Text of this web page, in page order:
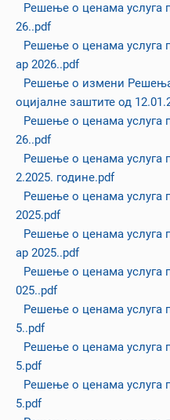
Решење о ценама услуга
26..pdf
Решење о ценама услуга
ар 2026..pdf
Решење о измени Решења
оцијалне заштите од
Решење о ценама услуга
26..pdf
Решење о ценама услуга
2.2025. године.pdf
Решење о ценама услуга
2025.pdf
Решење о ценама услуга
ар 2025..pdf
Решење о ценама услуга
025..pdf
Решење о ценама услуга
5..pdf
Решење о ценама услуга
5.pdf
Решење о ценама услуга
5.pdf